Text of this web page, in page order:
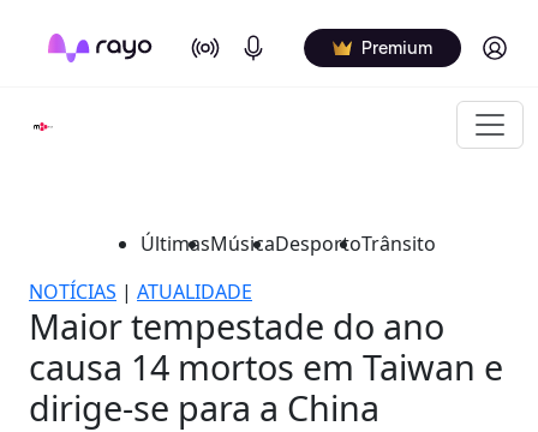
On Air Podcasts Premium Log in
ÚltimasMúsicaDesportoTrânsito
NOTÍCIAS | ATUALIDADE
Maior tempestade do ano
causa 14 mortos em Taiwan e
dirige-se para a China